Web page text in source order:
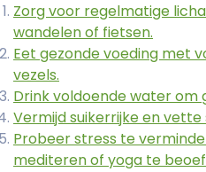
Zorg voor regelmatige
wandelen of fietsen.
Eet gezonde voeding met
vezels.
Drink voldoende water om
Vermijd suikerrijke en vette
Probeer stress te
mediteren of yoga te